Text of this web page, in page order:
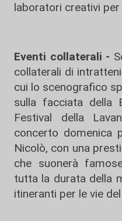
laboratori creativi
Eventi collaterali -
collaterali di
cui lo scenografico
sulla facciata della
Festival della
concerto domenica
Nicolò, con una
che suonerà
tutta la durata della
itineranti per le vie